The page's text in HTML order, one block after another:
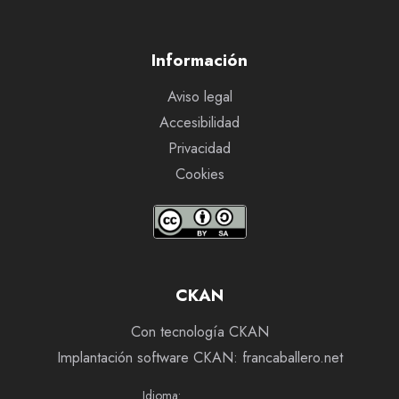
Información
Aviso legal
Accesibilidad
Privacidad
Cookies
CKAN
Con tecnología CKAN
Implantación software CKAN: francaballero.net
Idioma